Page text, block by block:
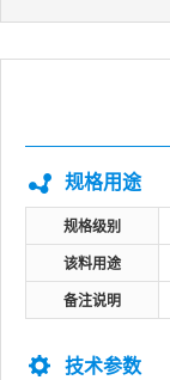
规格用途
规格级别
该料用途
备注说明
技术参数